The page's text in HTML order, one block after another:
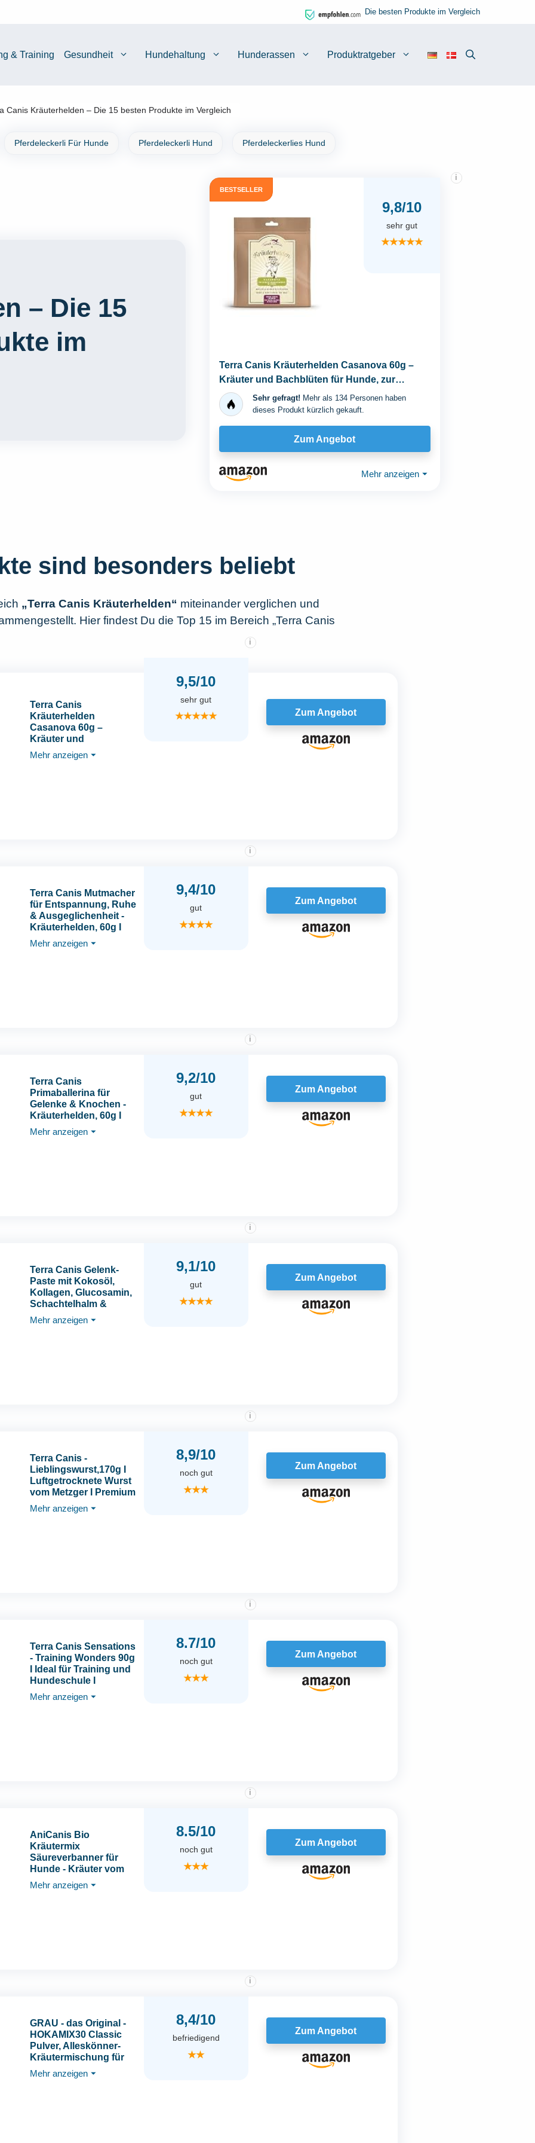
Die besten Produkte im Vergleich
& Training Gesundheit Hundehaltung Hunderassen Produktratgeber
Canis Kräuterhelden – Die 15 besten Produkte im Vergleich
Pferdeleckerli Für Hunde Pferdeleckerli Hund Pferdeleckerlies Hund
– Die 15
im
BESTSELLER
9,8/10
i
sehr gut
★★★★★
Terra Canis Kräuterhelden Casanova 60g –
Kräuter und Bachblüten für Hunde, zur
sexuellen...Sehr gefragt! Mehr als 134 Personen haben
dieses Produkt kürzlich gekauft.
Zum Angebot
Mehr anzeigen ⏷
sind besonders beliebt
„Terra Canis Kräuterhelden“ miteinander verglichen und
Hier findest Du die Top 15 im Bereich „Terra Canis
Terra Canis
Kräuterhelden
Casanova 60g –
Kräuter und
Bachblüten für Hunde,
zur sexuellen
Mehr anzeigen ⏷
9,5/10
i
sehr gut
★★★★★ Zum Angebot
Terra Canis Mutmacher
für Entspannung, Ruhe
& Ausgeglichenheit -
Kräuterhelden, 60g I
Unterstützung mit der
Kraft der Natur I
Mehr anzeigen ⏷
9,4/10
i
gut
★★★★
Zum Angebot
Terra Canis
Primaballerina für
Gelenke & Knochen -
Kräuterhelden, 60g I
Unterstützung mit der
Kraft der Natur I
Mehr anzeigen ⏷
9,2/10
i
gut
★★★★
Zum Angebot
Terra Canis Gelenk-
Paste mit Kokosöl,
Kollagen, Glucosamin,
Schachtelhalm &
Teufelskralle, 250ml I
Premium Hunde-
Mehr anzeigen ⏷
9,1/10
i
gut
★★★★
Zum Angebot
Terra Canis -
Lieblingswurst,170g I
Luftgetrocknete Wurst
vom Metzger I Premium
Snack für Hunde in
100%
Mehr anzeigen ⏷
8,9/10
i
noch gut
★★★
Zum Angebot
Terra Canis Sensations
- Training Wonders 90g
I Ideal für Training und
Hundeschule I
Premium Snack für
Hunde in 100%
Mehr anzeigen ⏷
8.7/10
i
noch gut
★★★
Zum Angebot
AniCanis Bio
Kräutermix
Säureverbanner für
Hunde - Kräuter vom
Tierheilpraktiker -
Magenkräuter,
Mehr anzeigen ⏷
8.5/10
i
noch gut
★★★
Zum Angebot
GRAU - das Original -
HOKAMIX30 Classic
Pulver, Alleskönner-
Kräutermischung für
Hunde, 30 wichtige
Kräuter zur Vorsorge,
Mehr anzeigen ⏷
8,4/10
i
befriedigend
★★
Zum Angebot